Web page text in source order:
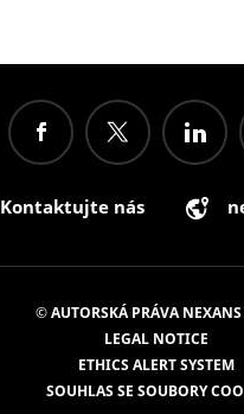
Kontaktujte nás
© AUTORSKÁ PRÁVA
LEGAL NOTICE
ETHICS ALERT SYSTEM
SOUHLAS SE SOUBORY